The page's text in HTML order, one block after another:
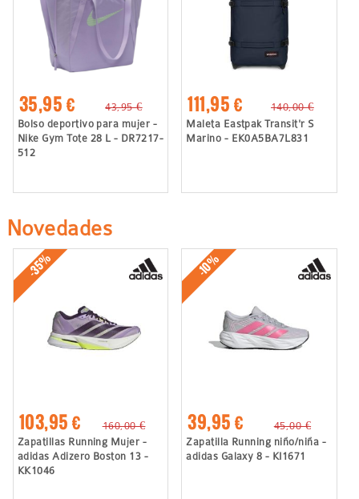
35,95 €
43,95 €
Bolso deportivo para mujer -
Nike Gym Tote 28 L - DR7217-
512
111,95 €
140,00 €
Maleta Eastpak Transit'r S
Marino - EK0A5BA7L831
Novedades
-35%
103,95 €
160,00 €
Zapatillas Running Mujer -
adidas Adizero Boston 13 -
KK1046
-10%
39,95 €
45,00 €
Zapatilla Running niño/niña -
adidas Galaxy 8 - KI1671